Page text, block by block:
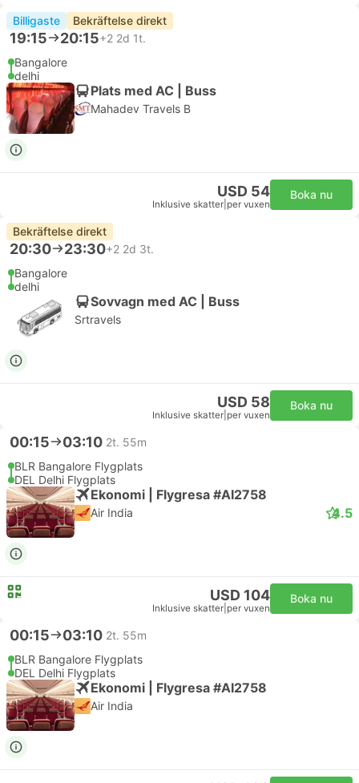
Billigaste Bekräftelse direkt
19:15 20:15+2 2d 1t.
Bangalore
delhi
Plats med AC | Buss
Mahadev Travels B
USD 54
Inklusive skatter per vuxen
Boka nu
Bekräftelse direkt
20:30 23:30+2 2d 3t.
Bangalore
delhi
Sovvagn med AC | Buss
Srtravels
USD 58
Inklusive skatter per vuxen
Boka nu
00:15 03:10 2t. 55m
BLR Bangalore Flygplats
DEL Delhi Flygplats
Ekonomi | Flygresa #AI2758
Air India 4.5
USD 104
Inklusive skatter per vuxen
Boka nu
00:15 03:10 2t. 55m
BLR Bangalore Flygplats
DEL Delhi Flygplats
Ekonomi | Flygresa #AI2758
Air India